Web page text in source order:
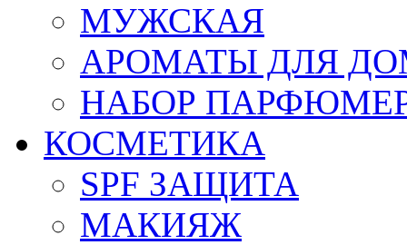
МУЖСКАЯ
АРОМАТЫ ДЛЯ
НАБОР
КОСМЕТИКА
SPF ЗАЩИТА
МАКИЯЖ